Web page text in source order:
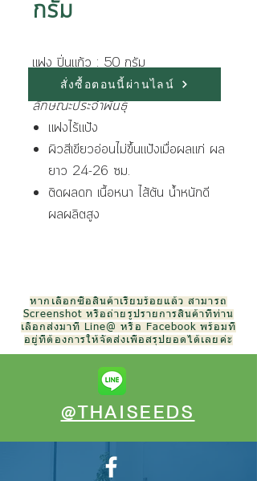
กรัม
แฟง ปิ่นแก้ว : 50 กรัม
ลักษณะประจำพันธุ์
แฟงไร้แป้ง
ผิวสีเขียวอ่อนไม่ขึ้นแป้งเมื่อผลแก่ ผล
ยาว 24-26 ซม.
ติดผลดก เนื้อหนา ไส้ตัน น้ำหนักดี
ผลผลิตสูง
สั่งซื้อตอนนี้ผ่านไลน์
หากเลือกซื้อสินค้าเรียบร้อยแล้ว สามารถ
Screenshot หรือถ่ายรูปรายการสินค้าที่ท่าน
เลือกส่งมาที่ Line@ หรือ Facebook พร้อมที่
อยู่ที่ต้องการให้จัดส่งเพื่อสรุปยอดได้เลยค่ะ
@THAISEEDS